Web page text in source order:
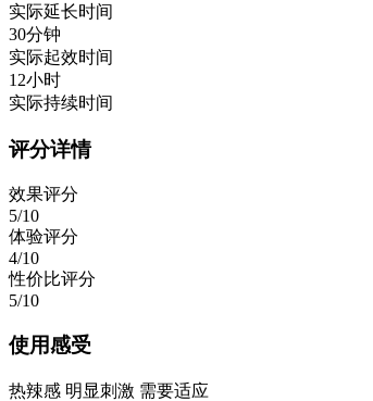
实际延长时间
30分钟
实际起效时间
12小时
实际持续时间
评分详情
效果评分
5/10
体验评分
4/10
性价比评分
5/10
使用感受
热辣感 明显刺激 需要适应